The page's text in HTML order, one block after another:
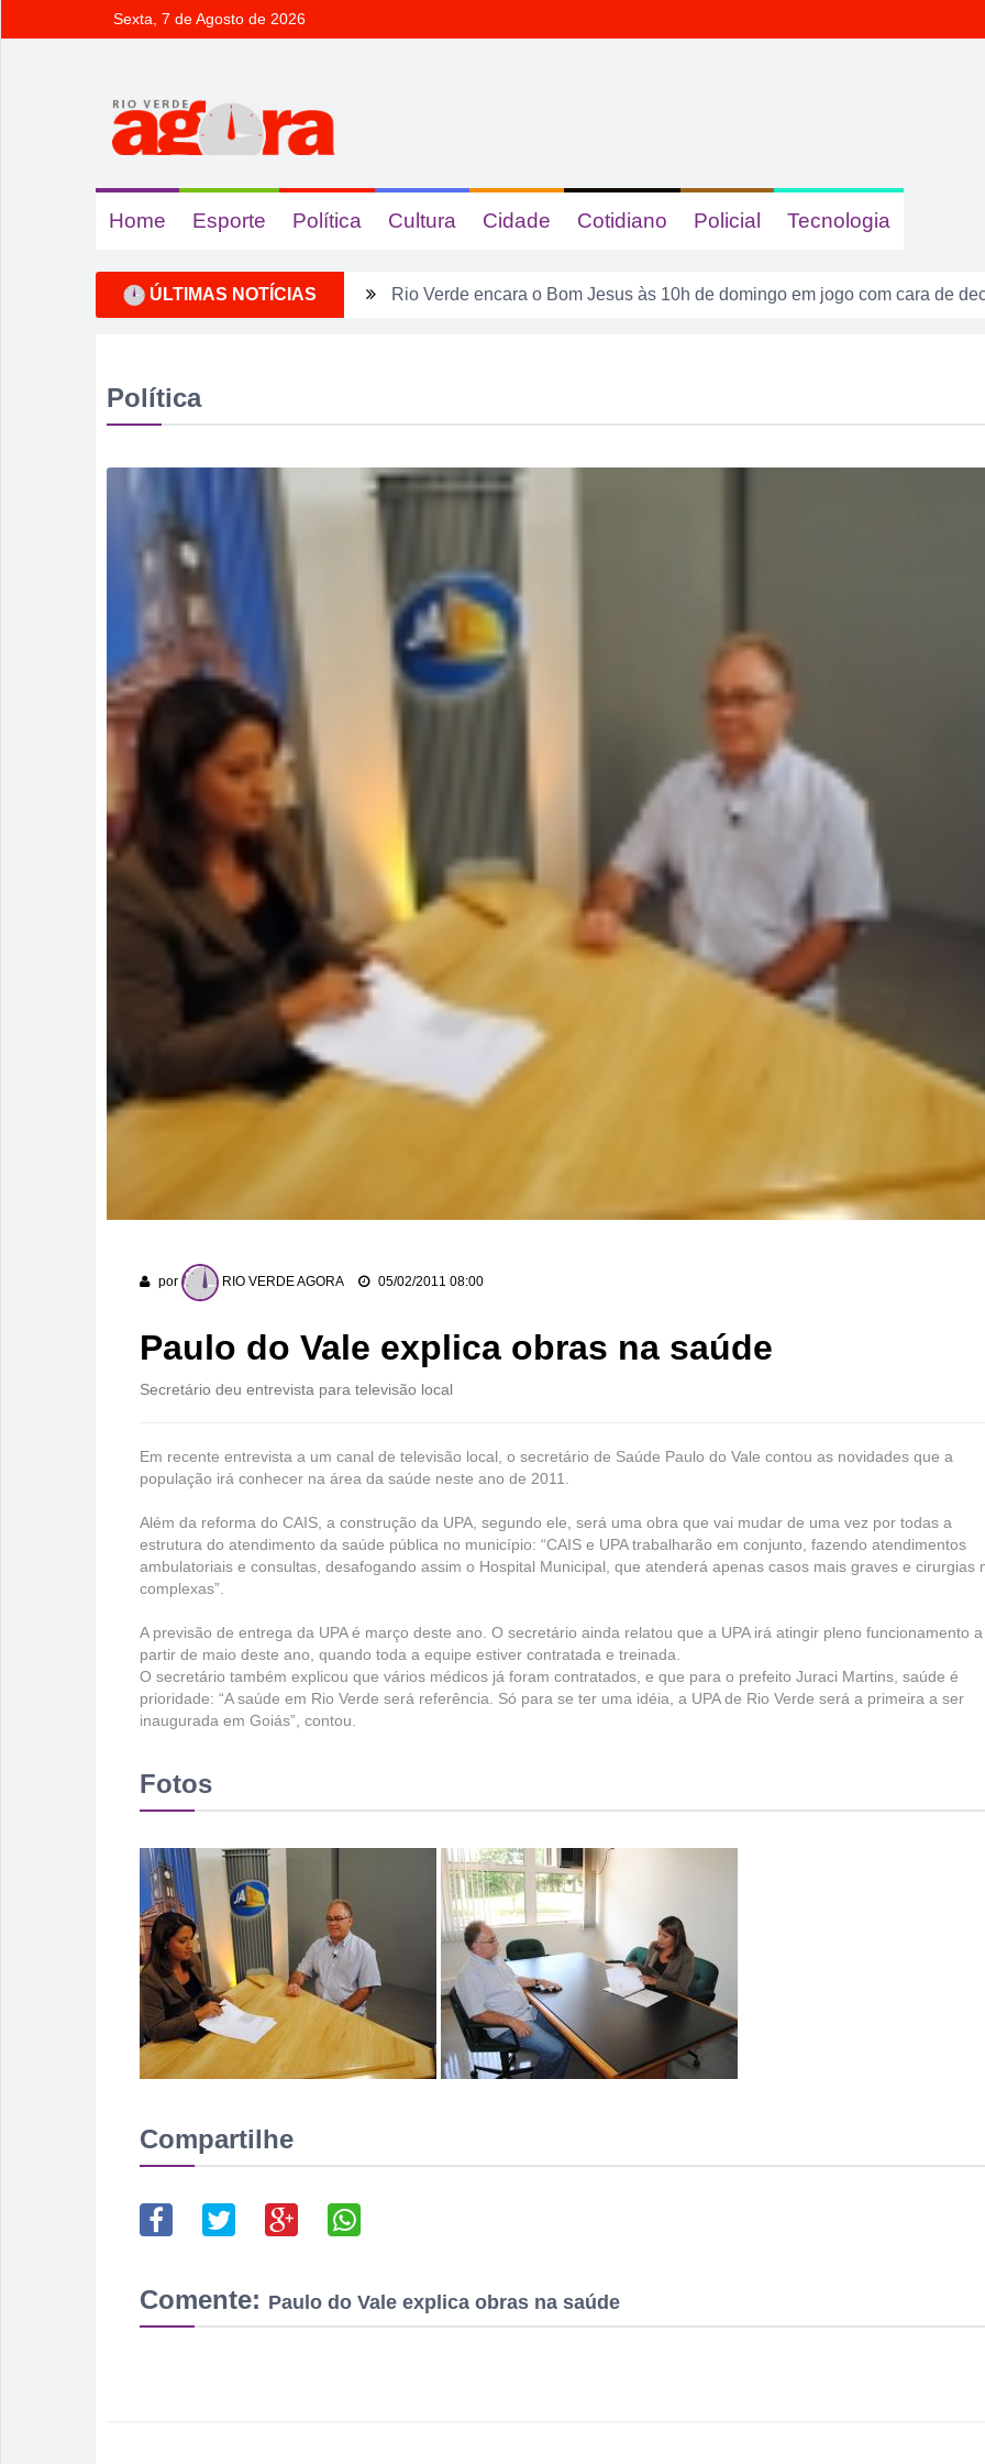
Sexta, 7 de Agosto de 2026
Home Esporte Política Cultura Cidade Cotidiano Policial Tecnologia
ÚLTIMAS NOTÍCIAS Rio Verde encara o Bom Jesus às 10h de domingo em jogo com cara de
Estagiário tenta atuar como advogado e acaba detido em Rio Verde
Homem é detido por violência doméstica no Setor Gameleira
Polícia Militar recupera bicicleta furtada e prende suspeito em flagrante em
Menos é Mais faz show gratuito hoje em Rio Verde na festa dos 178 anos
Homem é preso suspeito de importunação sexual e invasão de domicílio
Política
por RIO VERDE AGORA 05/02/2011 08:00
Paulo do Vale explica obras na saúde
Secretário deu entrevista para televisão local
Em recente entrevista a um canal de televisão local, o secretário de Saúde Paulo do Vale contou as novidades que a
população irá conhecer na área da saúde neste ano de 2011.
Além da reforma do CAIS, a construção da UPA, segundo ele, será uma obra que vai mudar de uma vez por todas a
estrutura do atendimento da saúde pública no município: “CAIS e UPA trabalharão em conjunto, fazendo atendimentos
ambulatoriais e consultas, desafogando assim o Hospital Municipal, que atenderá apenas casos mais graves e cirurgias
complexas”.
A previsão de entrega da UPA é março deste ano. O secretário ainda relatou que a UPA irá atingir pleno funcionamento a
partir de maio deste ano, quando toda a equipe estiver contratada e treinada.
O secretário também explicou que vários médicos já foram contratados, e que para o prefeito Juraci Martins, saúde é
prioridade: “A saúde em Rio Verde será referência. Só para se ter uma idéia, a UPA de Rio Verde será a primeira a ser
inaugurada em Goiás”, contou.
Fotos
Compartilhe
Comente: Paulo do Vale explica obras na saúde